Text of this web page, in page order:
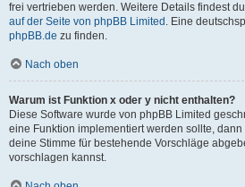
frei vertrieben werden. Weitere Details findest du
auf der Seite von phpBB Limited . Eine
phpBB.de zu finden.
Nach oben
Warum ist Funktion x oder y nicht enthalten?
Diese Software wurde von phpBB Limited
eine Funktion implementiert werden sollte, dann
deine Stimme für bestehende Vorschläge
vorschlagen kannst.